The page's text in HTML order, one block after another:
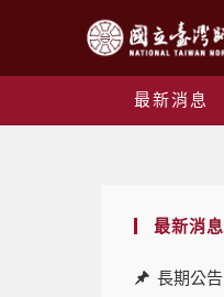
最新消息
最新消息
長期公告